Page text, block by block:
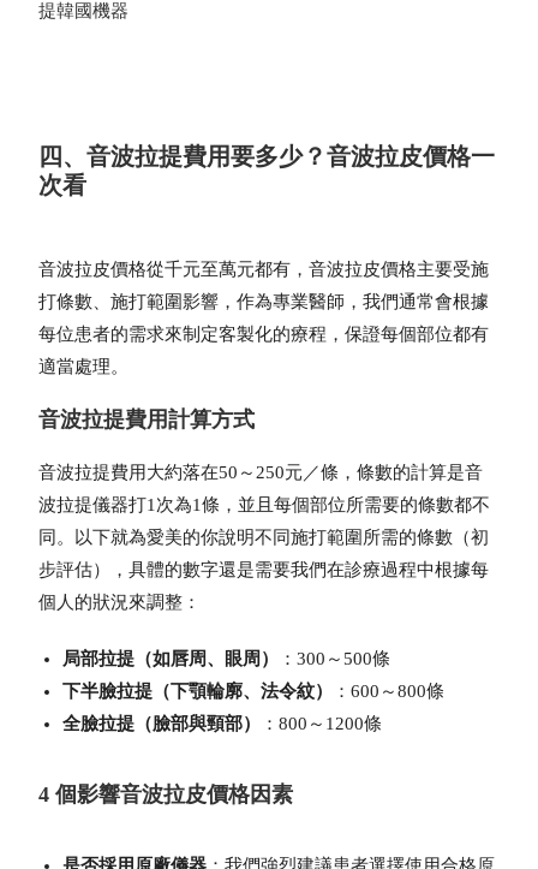
提韓國機器
四、音波拉提費用要多少？音波拉皮價格一
次看
音波拉皮價格從千元至萬元都有，音波拉皮價格主要受施
打條數、施打範圍影響，作為專業醫師，我們通常會根據
每位患者的需求來制定客製化的療程，保證每個部位都有
適當處理。
音波拉提費用計算方式
音波拉提費用大約落在50～250元／條，條數的計算是音
波拉提儀器打1次為1條，並且每個部位所需要的條數都不
同。以下就為愛美的你說明不同施打範圍所需的條數（初
步評估），具體的數字還是需要我們在診療過程中根據每
個人的狀況來調整：
局部拉提（如唇周、眼周）
：300～500條
下半臉拉提（下顎輪廓、法令紋）
：600～800條
全臉拉提（臉部與頸部）
：800～1200條
4 個影響音波拉皮價格因素